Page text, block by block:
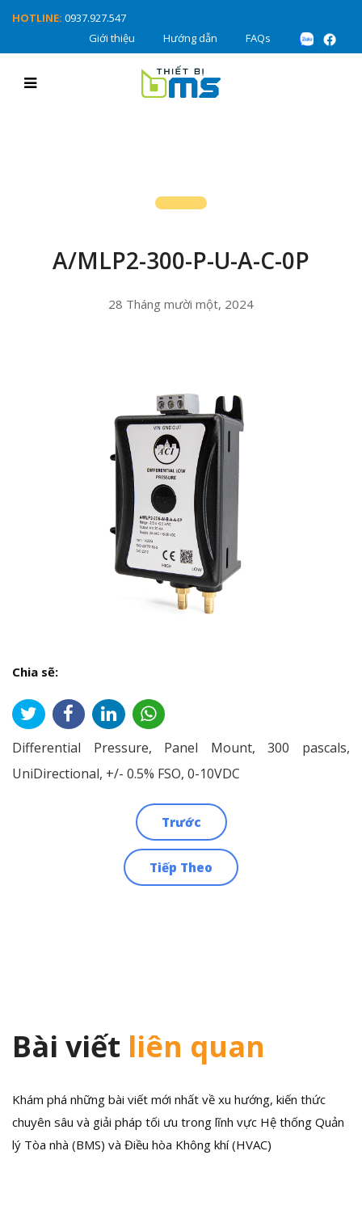
HOTLINE: 0937.927.547
Giới thiệu
Hướng dẫn FAQs
A/MLP2-300-P-U-A-C-0P
28 Tháng mười một, 2024
Chia sẽ:
Differential Pressure, Panel Mount, 300 pascals,
UniDirectional, +/- 0.5% FSO, 0-10VDC
Trước
Tiếp Theo
Bài viết liên quan
Khám phá những bài viết mới nhất về xu hướng, kiến thức
chuyên sâu và giải pháp tối ưu trong lĩnh vực Hệ thống Quản
lý Tòa nhà (BMS) và Điều hòa Không khí (HVAC)